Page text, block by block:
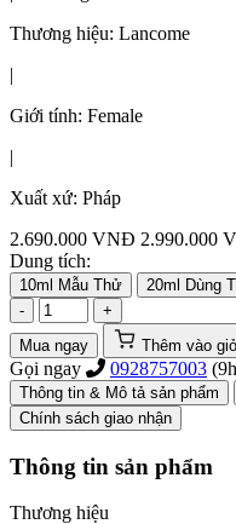
Thương hiệu: Lancome
|
Giới tính: Female
|
Xuất xứ: Pháp
2.690.000 VNĐ 2.990.000
Dung tích:
10ml Mẫu Thử 20ml Dùng
-
+
Mua ngay
Thêm vào giỏ
Gọi ngay 0928757003
Thông tin & Mô tả sản phẩm
Chính sách giao nhận
Thông tin sản phẩm
Thương hiệu